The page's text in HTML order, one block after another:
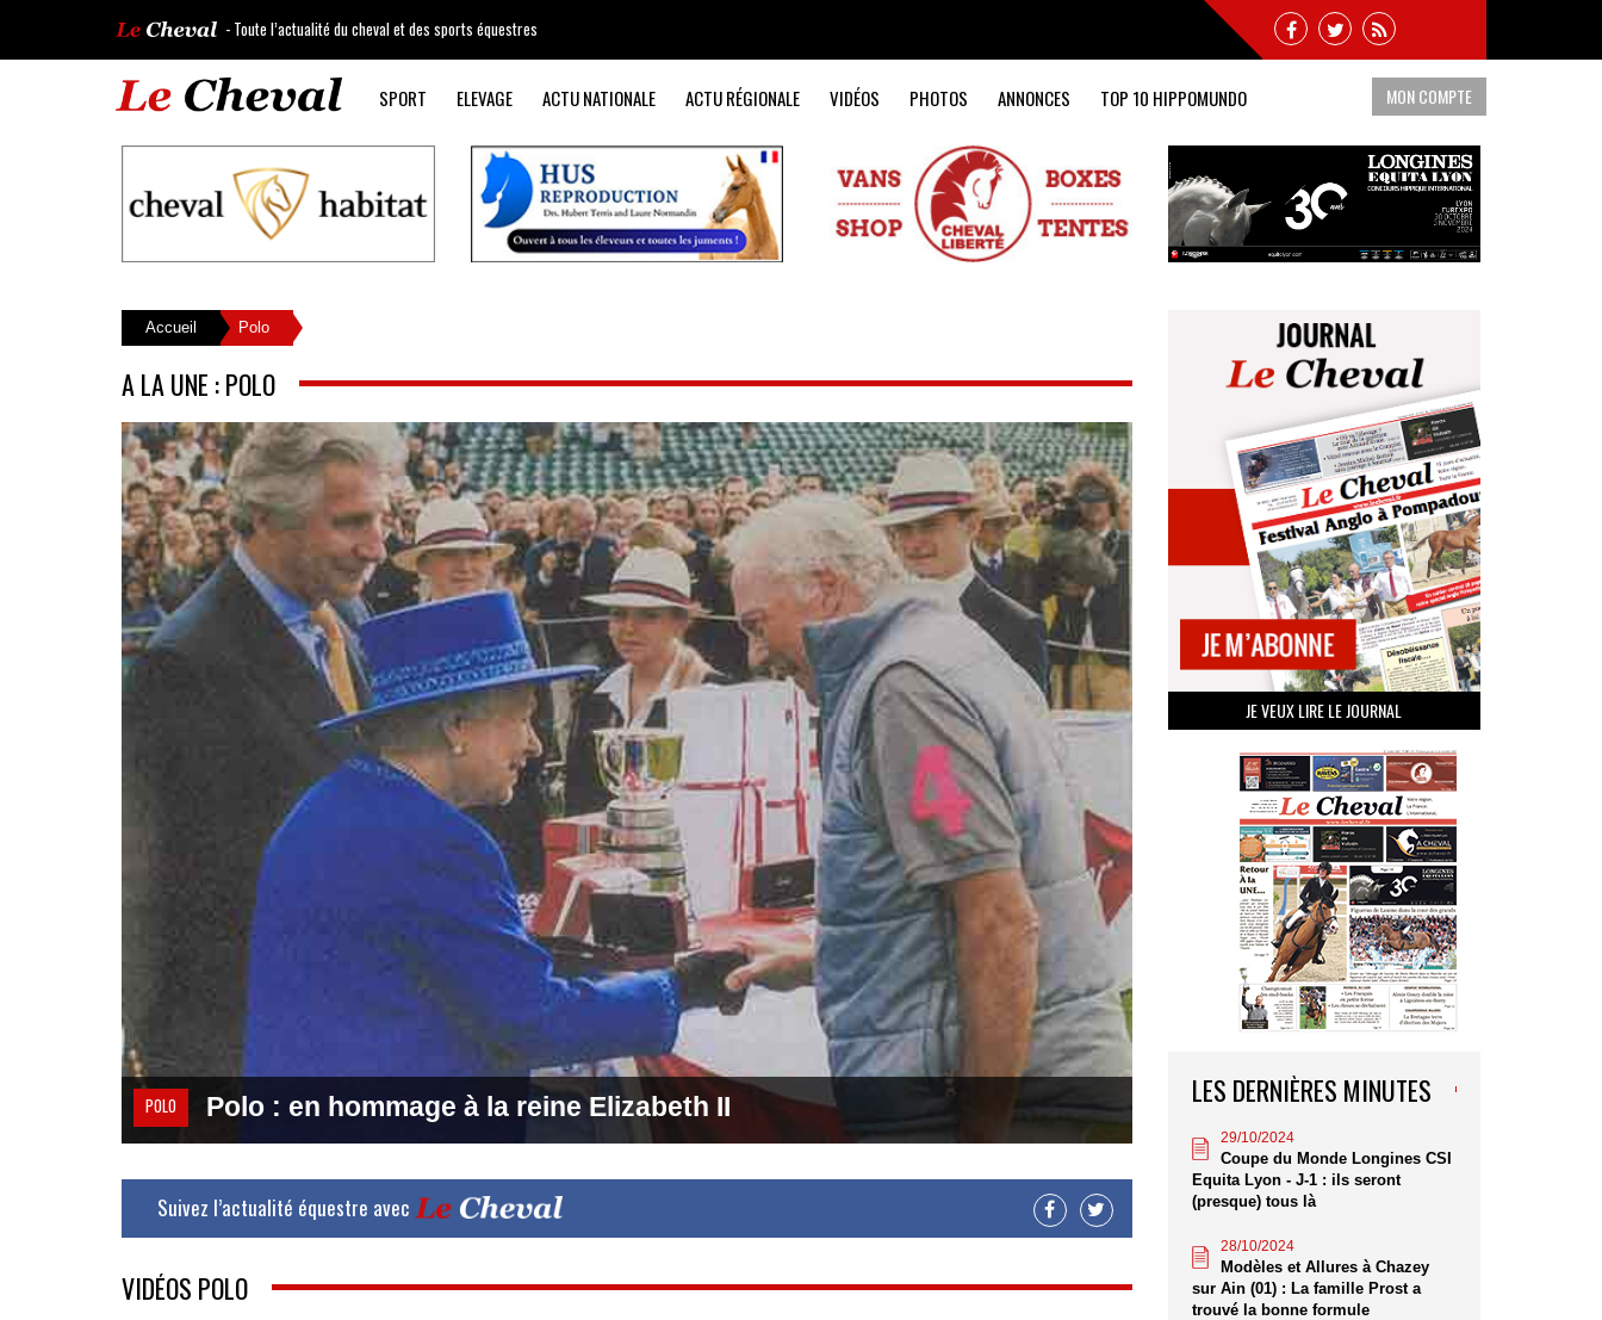
- Toute l’actualité du cheval et des sports équestres
SPORT ELEVAGE ACTU NATIONALE ACTU RÉGIONALE VIDÉOS PHOTOS ANNONCES TOP 10 HIPPOMUNDO MON COMPTE
Accueil Polo
A LA UNE : POLO
POLO Polo : en hommage à la reine Elizabeth II
Suivez l’actualité équestre avec
VIDÉOS POLO
JE VEUX LIRE LE JOURNAL
LES DERNIÈRES MINUTES
29/10/2024
Coupe du Monde Longines CSI
Equita Lyon - J-1 : ils seront
(presque) tous là
28/10/2024
Modèles et Allures à Chazey
sur Ain (01) : La famille Prost a
trouvé la bonne formule